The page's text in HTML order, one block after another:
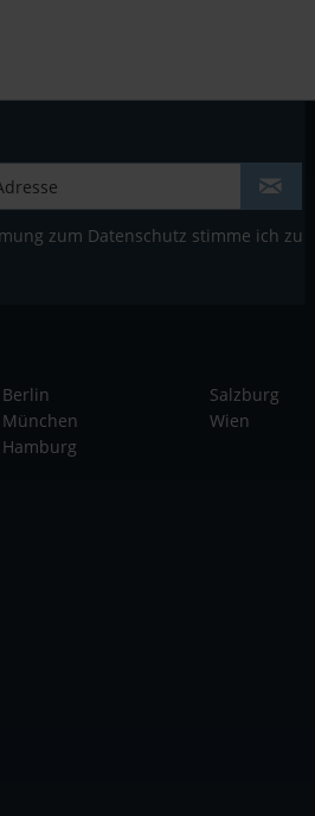
zum Datenschutz stimme ich zu
Berlin
München
Hamburg
Salzburg
Wien